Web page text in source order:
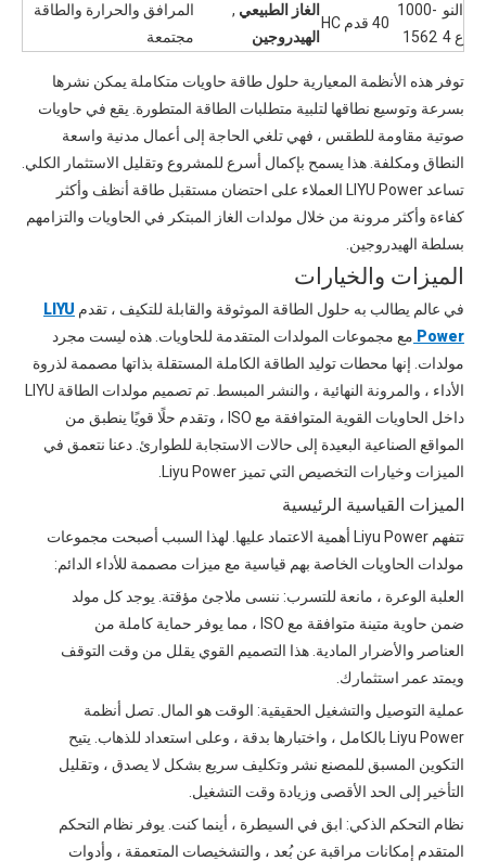
النو
ع 4
1000-
1562
40 قدم HC
الغاز الطبيعي ,
الهيدروجين
المرافق والحرارة والطاقة
مجتمعة
توفر هذه الأنظمة المعيارية حلول طاقة حاويات متكاملة يمكن نشرها
بسرعة وتوسيع نطاقها لتلبية متطلبات الطاقة المتطورة. يقع في حاويات
صوتية مقاومة للطقس ، فهي تلغي الحاجة إلى أعمال مدنية واسعة
النطاق ومكلفة. هذا يسمح بإكمال أسرع للمشروع وتقليل الاستثمار الكلي.
تساعد LIYU Power العملاء على احتضان مستقبل طاقة أنظف وأكثر
كفاءة وأكثر مرونة من خلال مولدات الغاز المبتكر في الحاويات والتزامهم
بسلطة الهيدروجين.
الميزات والخيارات
في عالم يطالب به حلول الطاقة الموثوقة والقابلة للتكيف ، تقدم LIYU
Power مع مجموعات المولدات المتقدمة للحاويات. هذه ليست مجرد
مولدات. إنها محطات توليد الطاقة الكاملة المستقلة بذاتها مصممة لذروة
الأداء ، والمرونة النهائية ، والنشر المبسط. تم تصميم مولدات الطاقة LIYU
داخل الحاويات القوية المتوافقة مع ISO ، وتقدم حلًا قويًا ينطبق من
المواقع الصناعية البعيدة إلى حالات الاستجابة للطوارئ. دعنا نتعمق في
الميزات وخيارات التخصيص التي تميز Liyu Power.
الميزات القياسية الرئيسية
تتفهم Liyu Power أهمية الاعتماد عليها. لهذا السبب أصبحت مجموعات
مولدات الحاويات الخاصة بهم قياسية مع ميزات مصممة للأداء الدائم:
العلبة الوعرة ، مانعة للتسرب: ننسى ملاجئ مؤقتة. يوجد كل مولد
ضمن حاوية متينة متوافقة مع ISO ، مما يوفر حماية كاملة من
العناصر والأضرار المادية. هذا التصميم القوي يقلل من وقت التوقف
ويمتد عمر استثمارك.
عملية التوصيل والتشغيل الحقيقية: الوقت هو المال. تصل أنظمة
Liyu Power بالكامل ، واختبارها بدقة ، وعلى استعداد للذهاب. يتيح
التكوين المسبق للمصنع نشر وتكليف سريع بشكل لا يصدق ، وتقليل
التأخير إلى الحد الأقصى وزيادة وقت التشغيل.
نظام التحكم الذكي: ابق في السيطرة ، أينما كنت. يوفر نظام التحكم
المتقدم إمكانات مراقبة عن بُعد ، والتشخيصات المتعمقة ، وأدوات